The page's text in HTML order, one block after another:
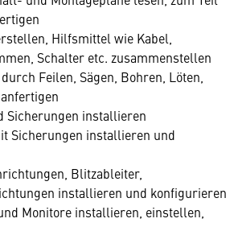
Hilfsmittel wie Kabel,
Schalter etc. zusammenstellen
Feilen, Sägen, Bohren, Löten,
Sicherungen installieren
Sicherungen installieren und
Blitzableiter,
installieren und konfigurieren
Monitore installieren, einstellen,